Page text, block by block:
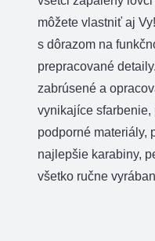
môžete vlastniť aj
s dôrazom na
prepracované
zabrúsené a
vynikajíce sfarbenie,
podporné materiály,
najlepšie karabiny,
všetko ručne